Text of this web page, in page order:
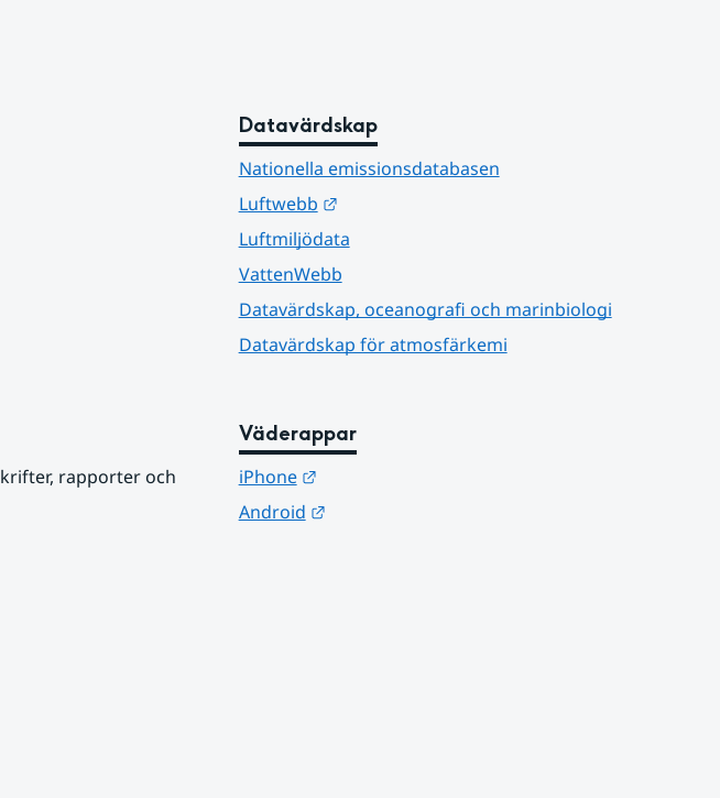
Datavärdskap
Nationella emissionsdatabasen
Luftwebb
Länk till annan webbplats.
Luftmiljödata
VattenWebb
Datavärdskap, oceanografi och marinbiologi
Datavärdskap för atmosfärkemi
rapporter och
Väderappar
iPhone
Länk till annan webbplats.
Android
Länk till annan webbplats.